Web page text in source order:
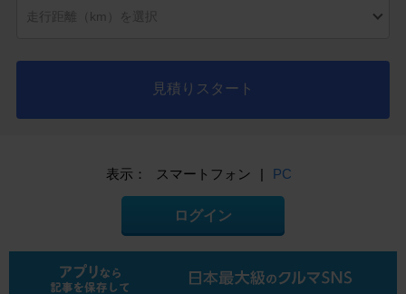
見積りスタート
表示： スマートフォン | PC
ログイン